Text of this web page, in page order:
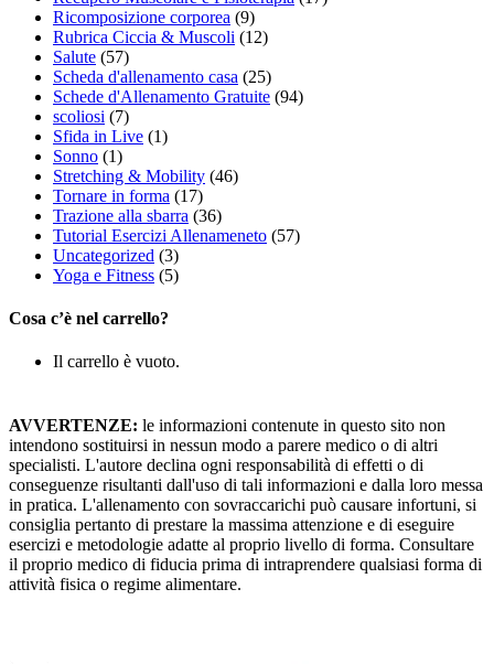
Ricomposizione corporea (9)
Rubrica Ciccia & Muscoli (12)
Salute (57)
Scheda d'allenamento casa (25)
Schede d'Allenamento Gratuite (94)
scoliosi (7)
Sfida in Live (1)
Sonno (1)
Stretching & Mobility (46)
Tornare in forma (17)
Trazione alla sbarra (36)
Tutorial Esercizi Allenameneto (57)
Uncategorized (3)
Yoga e Fitness (5)
Cosa c’è nel carrello?
Il carrello è vuoto.
AVVERTENZE: le informazioni contenute in questo sito non
intendono sostituirsi in nessun modo a parere medico o di altri
specialisti. L'autore declina ogni responsabilità di effetti o di
conseguenze risultanti dall'uso di tali informazioni e dalla loro messa
in pratica. L'allenamento con sovraccarichi può causare infortuni, si
consiglia pertanto di prestare la massima attenzione e di eseguire
esercizi e metodologie adatte al proprio livello di forma. Consultare
il proprio medico di fiducia prima di intraprendere qualsiasi forma di
attività fisica o regime alimentare.